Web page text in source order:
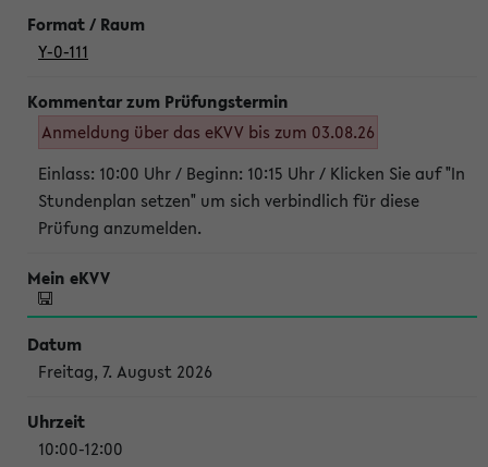
Y-0-111
Anmeldung über das eKVV bis zum 03.08.26
Einlass: 10:00 Uhr / Beginn: 10:15 Uhr / Klicken Sie auf "In
Stundenplan setzen" um sich verbindlich für diese
Prüfung anzumelden.
Freitag, 7. August 2026
10:00-12:00